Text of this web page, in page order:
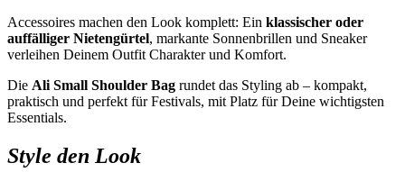
Accessoires machen den Look komplett: Ein klassischer oder
auffälliger Nietengürtel, markante Sonnenbrillen und Sneaker
verleihen Deinem Outfit Charakter und Komfort.
Die Ali Small Shoulder Bag rundet das Styling ab – kompakt,
praktisch und perfekt für Festivals, mit Platz für Deine wichtigsten
Essentials.
Style den Look